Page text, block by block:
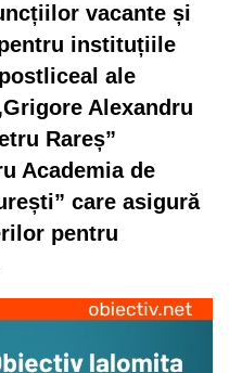
vacante și
instituțiile
ale
Alexandru
Rareș”
Academia de
care asigură
pentru